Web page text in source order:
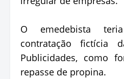
O emedebista
contratação fictícia
Publicidades, como
repasse de propina.